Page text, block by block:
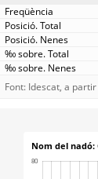
Font: Idescat, a